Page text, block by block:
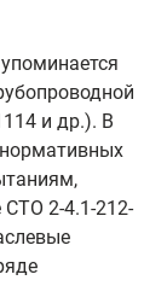
и др.). В
2-4.1-212-